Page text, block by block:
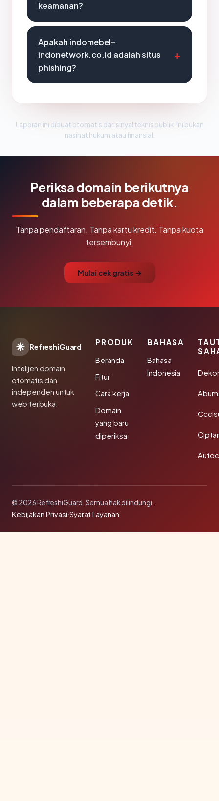
keamanan?
Apakah indomebel-
indonetwork.co.id adalah situs
phishing?
Laporan ini dibuat otomatis dari sinyal teknis publik. Ini bukan
nasihat hukum atau finansial.
Periksa domain berikutnya
dalam beberapa detik.
Tanpa pendaftaran. Tanpa kartu kredit. Tanpa kuota
tersembunyi.
Mulai cek gratis →
RefreshiGuard
Intelijen domain
otomatis dan
independen untuk
web terbuka.
PRODUK
Beranda
Fitur
Cara kerja
Domain
yang baru
diperiksa
BAHASA
Bahasa
Indonesia
© 2026 RefreshiGuard. Semua hak dilindungi.
Kebijakan Privasi·Syarat Layanan